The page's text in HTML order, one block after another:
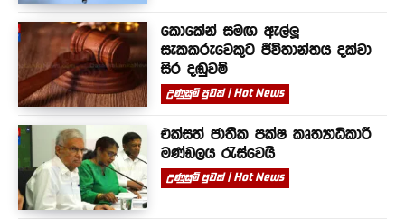
කොකේන් සමඟ ඇල්ලූ
සැකකරුවෙකුට ජීවිතාන්තය දක්වා
සිර දඬුවම්
උණුසුම් පුවත් | Hot News
එක්සත් ජාතික පක්ෂ කෘත්‍යාධිකාරී
මණ්ඩලය රැස්වෙයි
උණුසුම් පුවත් | Hot News